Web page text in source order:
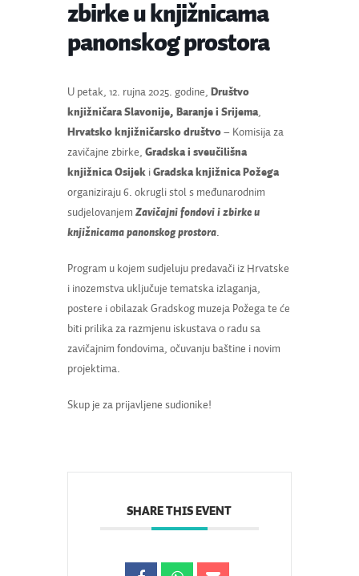
zbirke u knjižnicama
panonskog prostora
U petak, 12. rujna 2025. godine, Društvo
knjižničara Slavonije, Baranje i Srijema,
Hrvatsko knjižničarsko društvo– Komisija za
zavičajne zbirke, Gradska i sveučilišna
knjižnica Osijeki Gradska knjižnica Požega
organiziraju 6. okrugli stol s međunarodnim
sudjelovanjem Zavičajni fondovi i zbirke u
knjižnicama panonskog prostora.
Program u kojem sudjeluju predavači iz Hrvatske
i inozemstva uključuje tematska izlaganja,
postere i obilazak Gradskog muzeja Požega te će
biti prilika za razmjenu iskustava o radu sa
zavičajnim fondovima, očuvanju baštine i novim
projektima.
Skup je za prijavljene sudionike!
SHARE THIS EVENT